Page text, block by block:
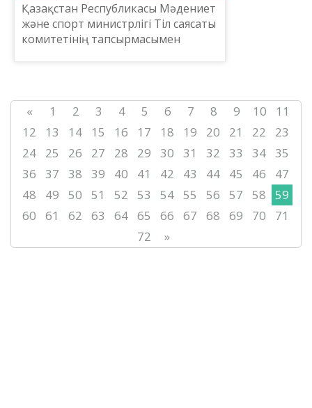
Қазақстан Республикасы Мәдениет
және спорт министрлігі Тіл саясаты
комитетінің тапсырмасымен
терм...
« 1 2 3 4 5 6 7 8 9 10
11
12
13 14 15 16 17 18 19 20 21 22
23
24
25 26 27 28 29 30 31 32 33 34 35
36
37 38 39 40 41 42 43 44 45 46
47
48
49 50 51 52 53 54 55 56 57 58
59
60
61 62 63 64 65 66 67 68 69 70
71
72
»